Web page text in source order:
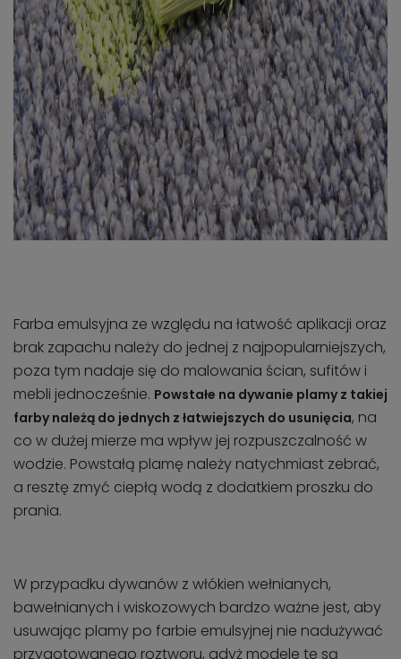
Farba emulsyjna ze względu na łatwość aplikacji oraz
brak zapachu należy do jednej z najpopularniejszych,
poza tym nadaje się do malowania ścian, sufitów i
mebli jednocześnie. Powstałe na dywanie plamy z takiej
farby należą do jednych z łatwiejszych do usunięcia, na
co w dużej mierze ma wpływ jej rozpuszczalność w
wodzie. Powstałą plamę należy natychmiast zebrać,
a resztę zmyć ciepłą wodą z dodatkiem proszku do
prania.
W przypadku dywanów z włókien wełnianych,
bawełnianych i wiskozowych bardzo ważne jest, aby
usuwając plamy po farbie emulsyjnej nie nadużywać
przygotowanego roztworu, gdyż modele te są